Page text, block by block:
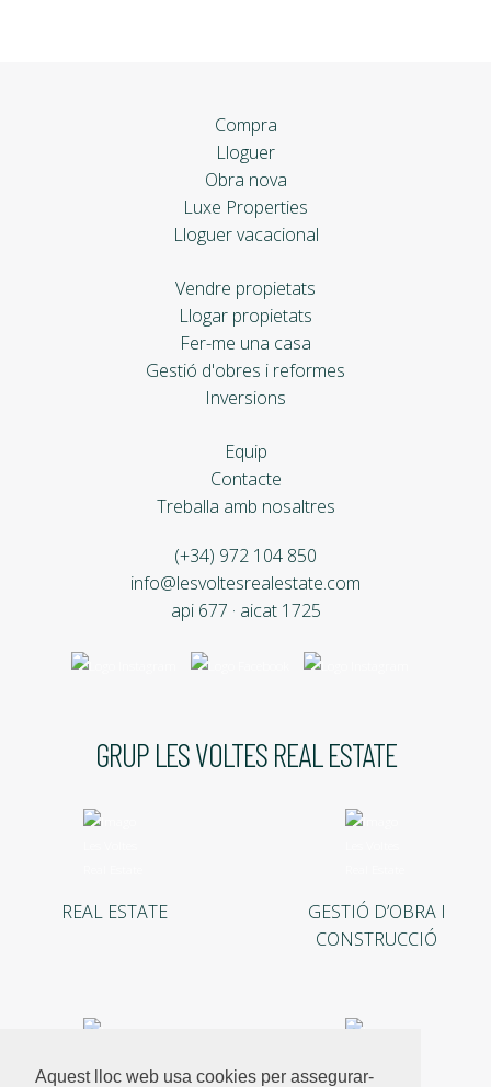
Aquest lloc web usa cookies per assegurar-
Compra
Lloguer
Obra nova
Luxe Properties
Lloguer vacacional
Vendre propietats
Llogar propietats
Fer-me una casa
Gestió d'obres i reformes
Inversions
Equip
Contacte
Treballa amb nosaltres
(+34) 972 104 850
info@lesvoltesrealestate.com
api 677 · aicat 1725
GRUP LES VOLTES REAL ESTATE
REAL ESTATE
GESTIÓ D’OBRA I
CONSTRUCCIÓ